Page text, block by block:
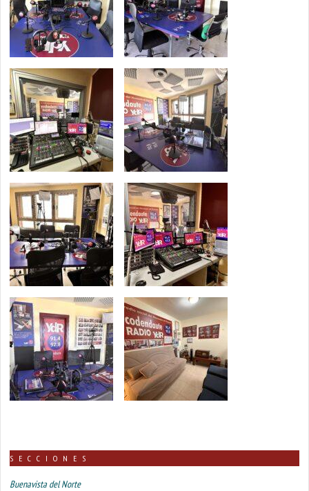
SECCIONES
Buenavista del Norte